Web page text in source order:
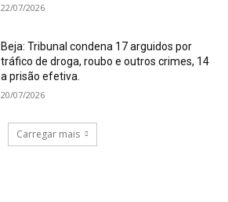
22/07/2026
Beja: Tribunal condena 17 arguidos por
tráfico de droga, roubo e outros crimes, 14
a prisão efetiva.
20/07/2026
Carregar mais